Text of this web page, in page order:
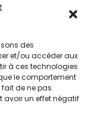
des
et/ou accéder aux
à ces technologies
le comportement
fait de ne pas
avoir un effet négatif